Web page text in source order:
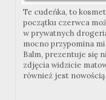
Te cudeńka, to
początku czerwca
w prywatnych
mocno przypomina
Balm, prezentuje się
zdjęcia widzicie
również jest